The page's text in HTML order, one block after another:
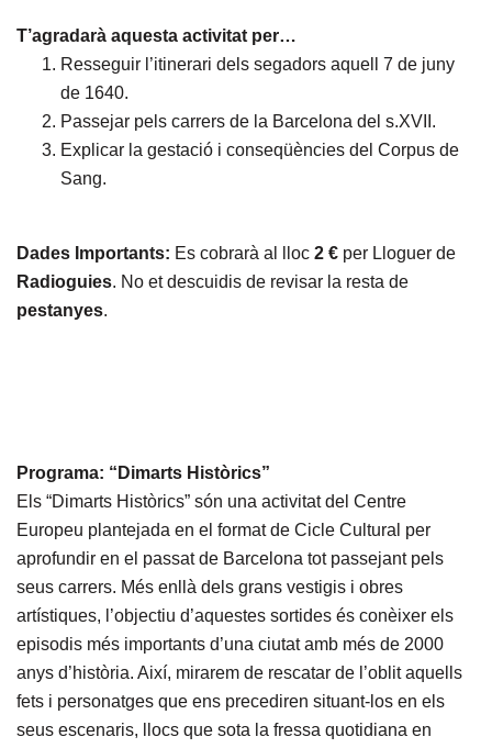
T’agradarà aquesta activitat per…
Resseguir l’itinerari dels segadors aquell 7 de juny
de 1640.
Passejar pels carrers de la Barcelona del s.XVII.
Explicar la gestació i conseqüències del Corpus de
Sang.
Dades Importants: Es cobrarà al lloc 2 € per Lloguer de
Radioguies. No et descuidis de revisar la resta de
pestanyes.
Programa: “Dimarts Històrics”
Els “Dimarts Històrics” són una activitat del Centre
Europeu plantejada en el format de Cicle Cultural per
aprofundir en el passat de Barcelona tot passejant pels
seus carrers. Més enllà dels grans vestigis i obres
artístiques, l’objectiu d’aquestes sortides és conèixer els
episodis més importants d’una ciutat amb més de 2000
anys d’història. Així, mirarem de rescatar de l’oblit aquells
fets i personatges que ens precediren situant-los en els
seus escenaris, llocs que sota la fressa quotidiana en